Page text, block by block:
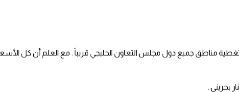
مناطق جميع دول مجلس التعاون الخليجي قريباً . مع العلم أن كل الأسعار